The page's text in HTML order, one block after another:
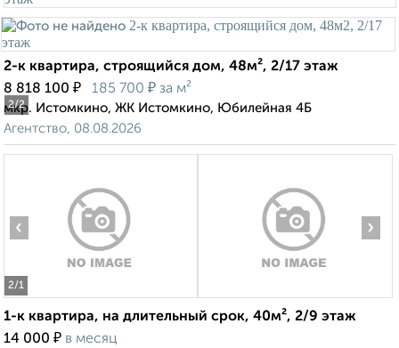
2/2
2-к квартира, строящийся дом, 48м², 2/17 этаж
8 818 100 ₽ 185 700 ₽ за м²
мкр. Истомкино, ЖК Истомкино, Юбилейная 4Б
Агентство, 08.08.2026
2/1
‹ ›
1-к квартира, на длительный срок, 40м², 2/9 этаж
14 000 ₽ в месяц